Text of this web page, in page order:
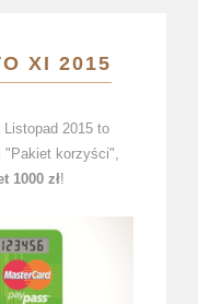
XI 2015
Listopad 2015 to
"Pakiet korzyści",
1000 zł!